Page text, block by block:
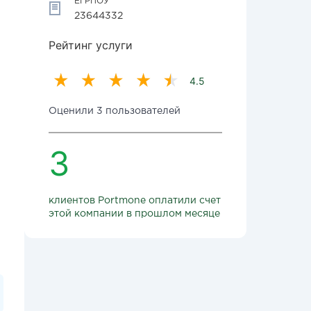
23644332
Рейтинг услуги
4.5
Оценили 3 пользователей
3
клиентов Portmone оплатили счет
этой компании в прошлом месяце